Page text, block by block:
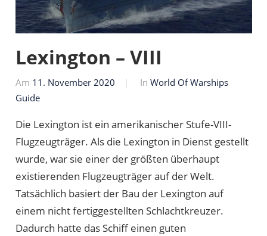
Lexington – VIII
Am 11. November 2020
Von
In World Of Warships
Guide
Die Lexington ist ein amerikanischer Stufe-VIII-
Flugzeugträger. Als die Lexington in Dienst gestellt
wurde, war sie einer der größten überhaupt
existierenden Flugzeugträger auf der Welt.
Tatsächlich basiert der Bau der Lexington auf
einem nicht fertiggestellten Schlachtkreuzer.
Dadurch hatte das Schiff einen guten